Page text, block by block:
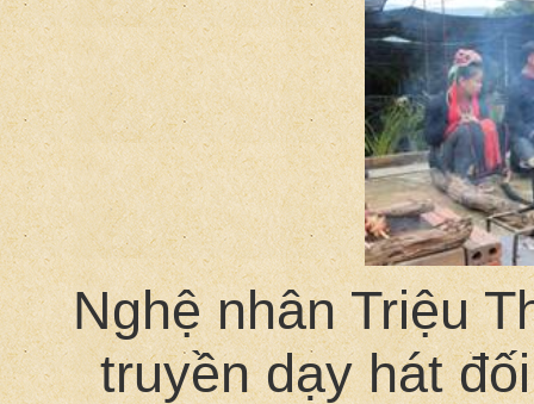
Nghệ nhân Triệu
truyền dạy hát